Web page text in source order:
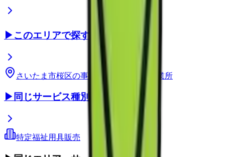
▶このエリアで探す
さいたま市桜区の事業所 の事業所
▶ 同じサービス種別
特定福祉用具販売